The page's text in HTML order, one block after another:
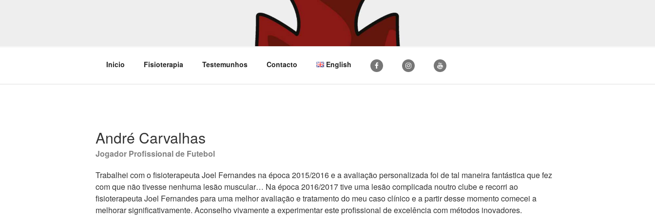
YOUR BEST MOVE
Inicio Fisioterapia Testemunhos Contacto English
André Carvalhas
Jogador Profissional de Futebol
Trabalhei com o fisioterapeuta Joel Fernandes na época 2015/2016 e a avaliação personalizada foi de tal maneira fantástica que fez
com que não tivesse nenhuma lesão muscular… Na época 2016/2017 tive uma lesão complicada noutro clube e recorri ao
fisioterapeuta Joel Fernandes para uma melhor avaliação e tratamento do meu caso clínico e a partir desse momento comecei a
melhorar significativamente. Aconselho vivamente a experimentar este profissional de excelência com métodos inovadores.